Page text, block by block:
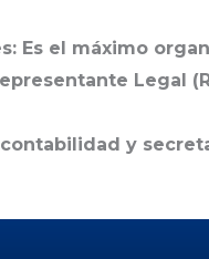
Es el máximo
Legal
y